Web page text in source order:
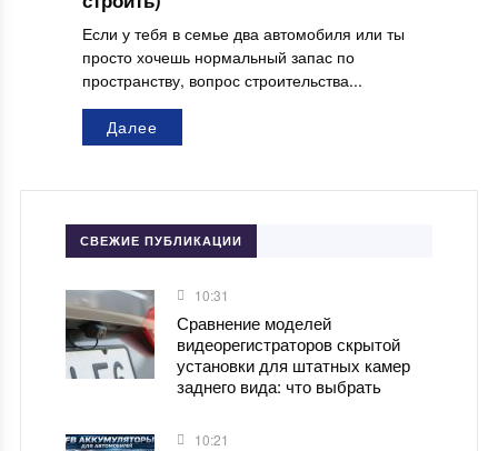
Если у тебя в семье два автомобиля или ты
просто хочешь нормальный запас по
пространству, вопрос строительства...
Далее
СВЕЖИЕ ПУБЛИКАЦИИ
10:31
Сравнение моделей
видеорегистраторов скрытой
установки для штатных камер
заднего вида: что выбрать
10:21